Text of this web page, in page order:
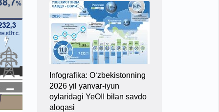
Infografika: O‘zbekistonning
2026 yil yanvar-iyun
oylaridagi YeOII bilan savdo
aloqasi